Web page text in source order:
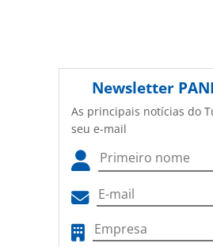
Newsletter
As principais notícias do
seu e-mail